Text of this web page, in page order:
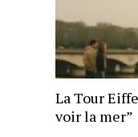
La Tour
voir la mer”